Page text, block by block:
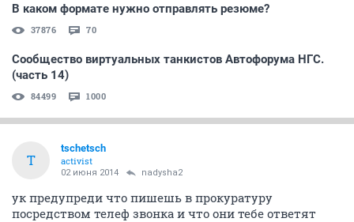
В каком формате нужно отправлять резюме?
37876 70
Сообщество виртуальных танкистов Автофорума НГС.
(часть 14)
84499 1000
T
tschetsch
activist
02 июня 2014 nadysha2
ук предупреди что пишешь в прокуратуру
посредством телеф звонка и что они тебе ответят